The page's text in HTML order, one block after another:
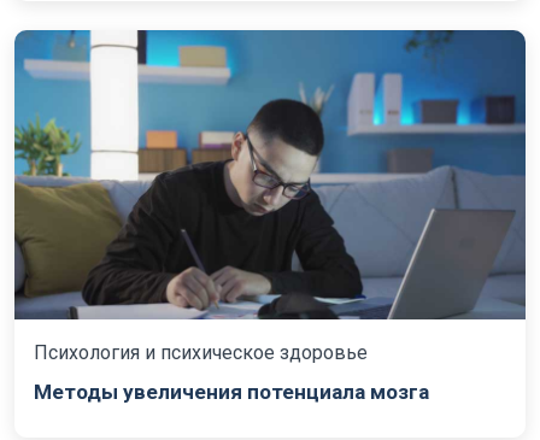
Психология и психическое здоровье
Методы увеличения потенциала мозга